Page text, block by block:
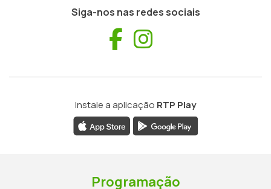
Siga-nos nas redes sociais
Facebook
Instale a aplicação RTP Play
Programação